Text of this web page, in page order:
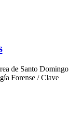
de Santo Domingo
Forense / Clave